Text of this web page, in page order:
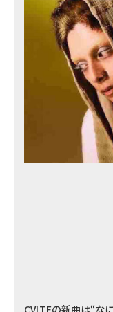
CVLTEの新曲は“な